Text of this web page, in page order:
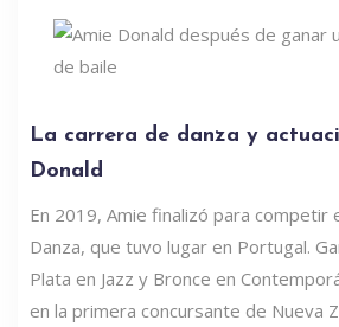
La carrera de danza y
Donald
En 2019, Amie finalizó para competir
Danza, que tuvo lugar en Portugal.
Plata en Jazz y Bronce en
en la primera concursante de Nueva